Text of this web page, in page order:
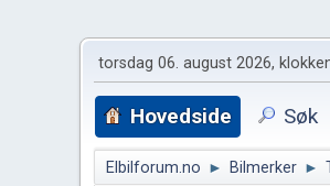
torsdag 06. august 2026,
Hovedside Søk
Elbilforum.no ► Bilmerker ►